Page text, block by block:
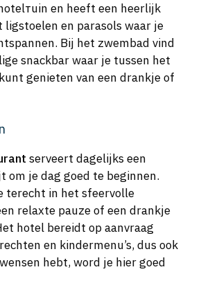
en heeft een heerlijk
en parasols waar je
Bij het zwembad vind
snackbar waar je tussen het
genieten van een drankje of
serveert dagelijks een
om je dag goed te beginnen.
terecht in het sfeervolle
relaxte pauze of een drankje
hotel bereidt op aanvraag
en kindermenu’s, dus ook
hebt, word je hier goed